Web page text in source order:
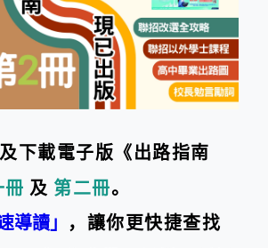
下載電子版《出路指南
冊 及 第二冊。
導讀」
，讓你更快捷查找